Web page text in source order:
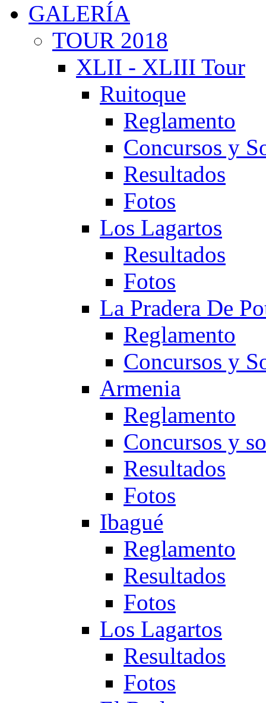
GALERÍA
TOUR 2018
XLII - XLIII Tour
Ruitoque
Reglamento
Concursos y
Resultados
Fotos
Los Lagartos
Resultados
Fotos
La Pradera De
Reglamento
Concursos y
Armenia
Reglamento
Concursos y
Resultados
Fotos
Ibagué
Reglamento
Resultados
Fotos
Los Lagartos
Resultados
Fotos